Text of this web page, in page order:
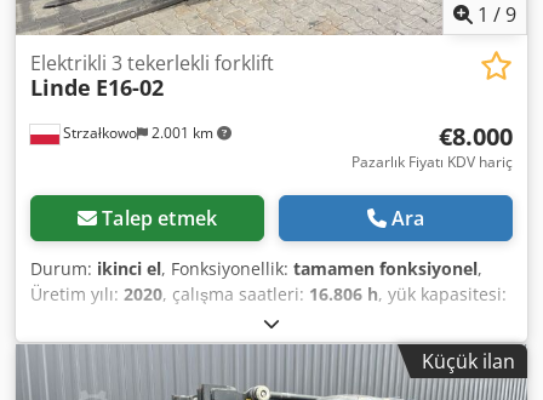
1 /9
Strzałkowo 2.001 km
Elektrikli 3 tekerlekli forklift
Linde E16-02
€8.000
Pazarlık Fiyatı KDV hariç
Talep etmek Ara
Durum: ikinci el, Fonksiyonellik: tamamen fonksiyonel,
Üretim yılı: 2020, çalışma saatleri: 16.806 h, yük kapasitesi:
, kaldırma yüksekliği:5.475 mm
1.869 mm, yakıt türü:elektrikli, direk tipi:triplex, inşaat
yüksekliği:
Elektro , Elektrikli 3 tekerli
Küçük ilan